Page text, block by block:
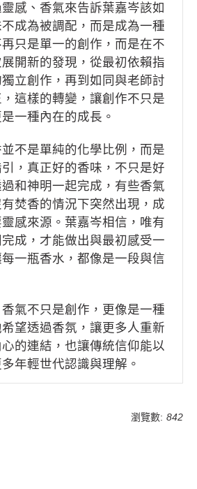
感、香氣來告訴葉嘉岑該如
成為被調配，而是成為一種
只是單一的創作，而是在不
開新的發現，從最初依賴指
立創作，再到如同與老師討
這樣的轉變，讓創作不只是
一種內在的成長。
不是單純的化學比例，而是
，真正好的香味，不只是好
和神明一起完成，有些香氣
焚香的情況下突然出現，成
感來源。葉嘉岑相信，唯有
成，才能做出與最初感受一
一瓶香水，都像是一段與信
氣不只是創作，更像是一種
望透過香氛，讓更多人重新
的連結，也讓傳統信仰能以
年輕世代認識與理解。
瀏覽數: 842